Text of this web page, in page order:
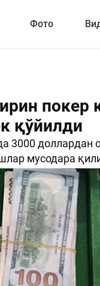
Фото
покер
қўйилди
3000 доллардан
мусодара